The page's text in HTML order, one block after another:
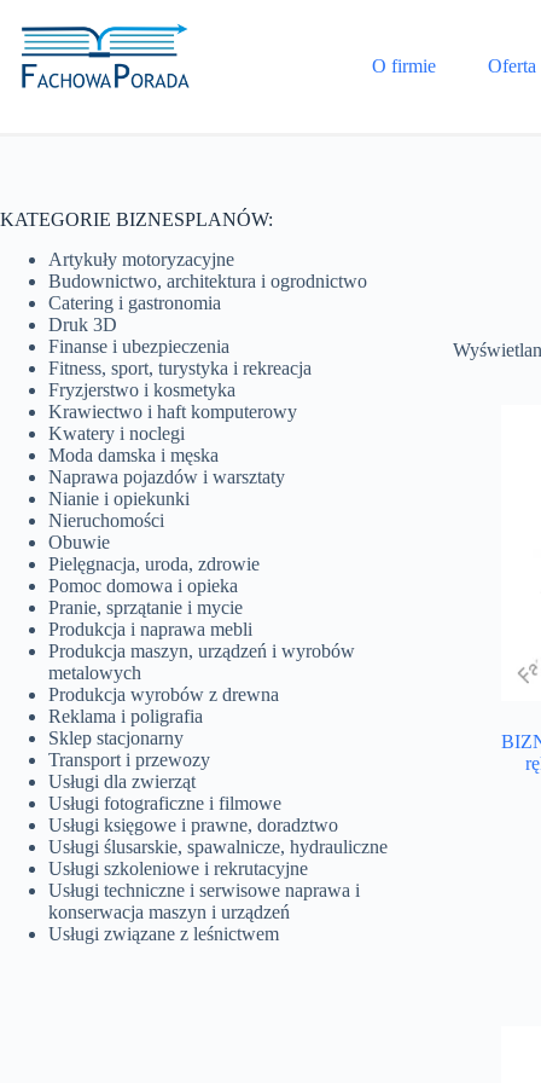
treści
O firmie Oferta
KATEGORIE BIZNESPLANÓW:
Artykuły motoryzacyjne
Budownictwo, architektura i ogrodnictwo
Catering i gastronomia
Druk 3D
Finanse i ubezpieczenia
Fitness, sport, turystyka i rekreacja
Fryzjerstwo i kosmetyka
Krawiectwo i haft komputerowy
Kwatery i noclegi
Moda damska i męska
Naprawa pojazdów i warsztaty
Nianie i opiekunki
Nieruchomości
Obuwie
Pielęgnacja, uroda, zdrowie
Pomoc domowa i opieka
Pranie, sprzątanie i mycie
Produkcja i naprawa mebli
Produkcja maszyn, urządzeń i wyrobów
metalowych
Produkcja wyrobów z drewna
Reklama i poligrafia
Sklep stacjonarny
Transport i przewozy
Usługi dla zwierząt
Usługi fotograficzne i filmowe
Usługi księgowe i prawne, doradztwo
Usługi ślusarskie, spawalnicze, hydrauliczne
Usługi szkoleniowe i rekrutacyjne
Usługi techniczne i serwisowe naprawa i
konserwacja maszyn i urządzeń
Usługi związane z leśnictwem